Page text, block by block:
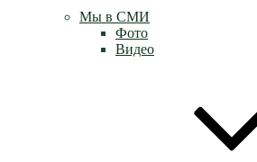
Мы в СМИ
Фото
Видео